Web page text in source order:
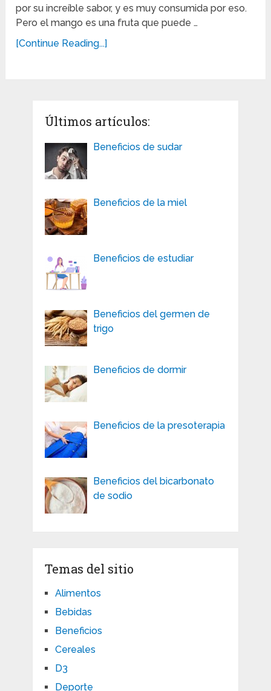
por su increíble sabor, y es muy consumida por eso.
Pero el mango es una fruta que puede …
[Continue Reading...]
Últimos artículos:
Beneficios de sudar
Beneficios de la miel
Beneficios de estudiar
Beneficios del germen de
trigo
Beneficios de dormir
Beneficios de la presoterapia
Beneficios del bicarbonato
de sodio
Temas del sitio
Alimentos
Bebidas
Beneficios
Cereales
D3
Deporte